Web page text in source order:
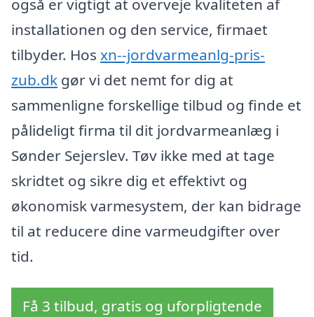
også er vigtigt at overveje kvaliteten af
installationen og den service, firmaet
tilbyder. Hos xn--jordvarmeanlg-pris-
zub.dk gør vi det nemt for dig at
sammenligne forskellige tilbud og finde et
pålideligt firma til dit jordvarmeanlæg i
Sønder Sejerslev. Tøv ikke med at tage
skridtet og sikre dig et effektivt og
økonomisk varmesystem, der kan bidrage
til at reducere dine varmeudgifter over
tid.
Få 3 tilbud, gratis og uforpligtende